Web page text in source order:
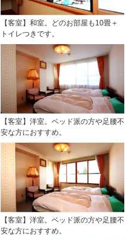
【客室】和室。どのお部屋も10畳＋
トイレつきです。
【客室】洋室。ベッド派の方や足腰不
安な方におすすめ。
【客室】洋室。ベッド派の方や足腰不
安な方におすすめ。